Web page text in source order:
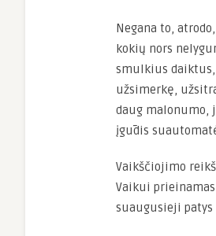
Negana to,
kokių nors
smulkius
užsimerkę,
daug malonumo,
įgūdis
Vaikščiojimo
Vaikui
suaugusieji patys